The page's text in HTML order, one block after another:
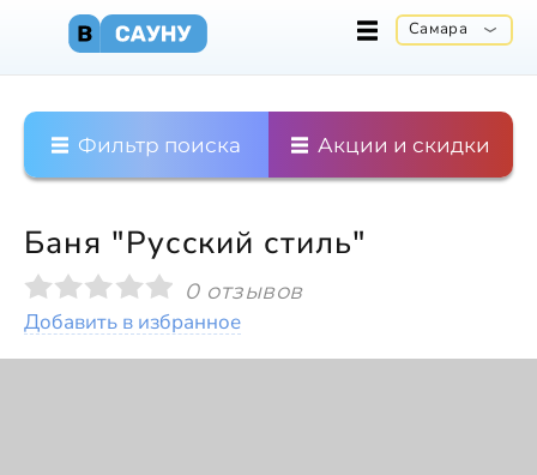
Самара
Фильтр поиска Акции и скидки
Баня "Русский стиль"
0 отзывов
Добавить в избранное